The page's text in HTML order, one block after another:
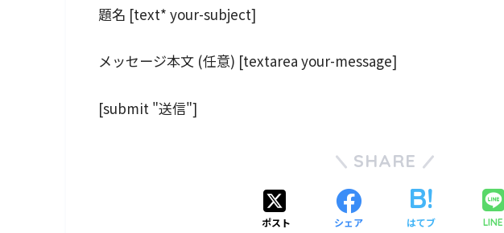
題名 [text* your-subject]
メッセージ本文 (任意) [textarea your-message]
[submit "送信"]
SHARE
ポスト シェア はてブ LINE